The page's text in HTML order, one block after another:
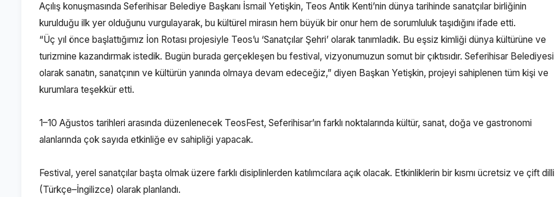
Açılış konuşmasında Seferihisar Belediye Başkanı İsmail Yetişkin, Teos Antik Kenti’nin dünya tarihinde sanatçılar birliğinin
kurulduğu ilk yer olduğunu vurgulayarak, bu kültürel mirasın hem büyük bir onur hem de sorumluluk taşıdığını ifade etti.
“Üç yıl önce başlattığımız İon Rotası projesiyle Teos’u ‘Sanatçılar Şehri’ olarak tanımladık. Bu eşsiz kimliği dünya kültürüne ve
turizmine kazandırmak istedik. Bugün burada gerçekleşen bu festival, vizyonumuzun somut bir çıktısıdır. Seferihisar Belediyesi
olarak sanatın, sanatçının ve kültürün yanında olmaya devam edeceğiz,” diyen Başkan Yetişkin, projeyi sahiplenen tüm kişi ve
kurumlara teşekkür etti.
1–10 Ağustos tarihleri arasında düzenlenecek TeosFest, Seferihisar’ın farklı noktalarında kültür, sanat, doğa ve gastronomi
alanlarında çok sayıda etkinliğe ev sahipliği yapacak.
Festival, yerel sanatçılar başta olmak üzere farklı disiplinlerden katılımcılara açık olacak. Etkinliklerin bir kısmı ücretsiz ve çift dilli
(Türkçe–İngilizce) olarak planlandı.